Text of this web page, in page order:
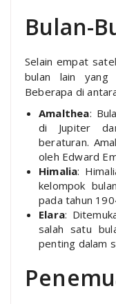
Bulan-
Selain empat
bulan lain yang
Beberapa di
Amalthea:
di Jupiter
beraturan.
oleh Edward
Himalia:
kelompok
pada tahun
Elara:
salah satu
penting dalam